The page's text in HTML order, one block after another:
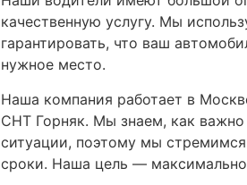
качественную услугу. Мы
гарантировать, что ваш
нужное место.
Наша компания работает в
СНТ Горняк. Мы знаем, как
ситуации, поэтому мы
сроки. Наша цель —